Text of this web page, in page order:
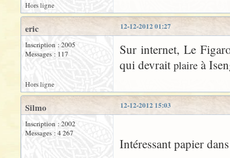
Hors ligne
12-12-2012 01:27
eric
Inscription : 2005
Messages : 117
Sur internet, Le
qui devraitplaire à
Hors ligne
12-12-2012 15:03
Silmo
Inscription : 2002
Messages : 4 267
Intéressant papier